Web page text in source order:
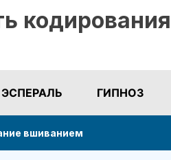
ЭСПЕРАЛЬ ГИПНОЗ
вшиванием